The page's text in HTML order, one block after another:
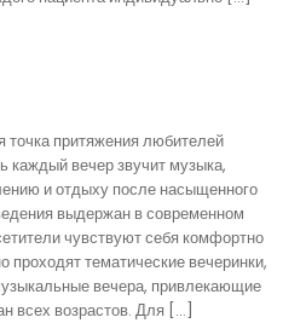
притяжения любителей
каждый вечер звучит музыка,
и отдыху после насыщенного
выдержан в современном
чувствуют себя комфортно
проходят тематические вечеринки,
вечера, привлекающие
всех возрастов. Для […]